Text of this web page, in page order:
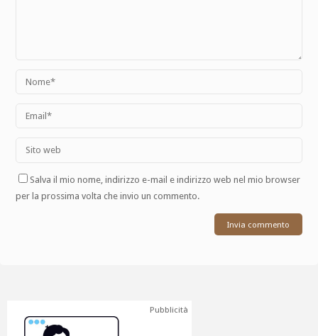
Salva il mio nome, indirizzo e-mail e indirizzo web nel mio browser
per la prossima volta che invio un commento.
Pubblicità